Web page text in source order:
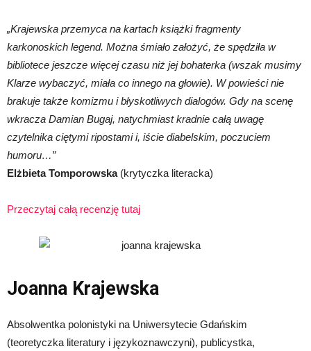
„Krajewska przemyca na kartach książki fragmenty
karkonoskich legend. Można śmiało założyć, że spędziła w
bibliotece jeszcze więcej czasu niż jej bohaterka (wszak musimy
Klarze wybaczyć, miała co innego na głowie). W powieści nie
brakuje także komizmu i błyskotliwych dialogów. Gdy na scenę
wkracza Damian Bugaj, natychmiast kradnie całą uwagę
czytelnika ciętymi ripostami i, iście diabelskim, poczuciem
humoru…”
Elżbieta Tomporowska(krytyczka literacka)
Przeczytaj całą recenzję tutaj
Joanna Krajewska
Absolwentka polonistyki na Uniwersytecie Gdańskim
(teoretyczka literatury i językoznawczyni), publicystka,